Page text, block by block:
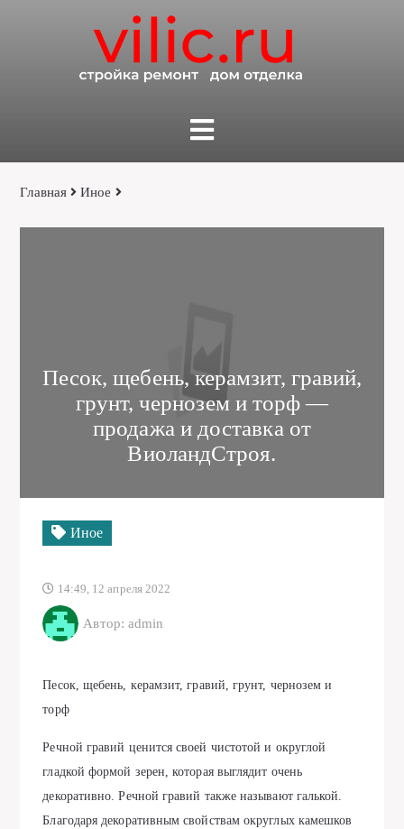
Главная Иное
Песок, щебень, керамзит, гравий,
грунт, чернозем и торф —
продажа и доставка от
ВиоландСтроя.
Иное
14:49, 12 апреля 2022
Автор: admin
Песок, щебень, керамзит, гравий, грунт, чернозем и
торф
Речной гравий ценится своей чистотой и округлой
гладкой формой зерен, которая выглядит очень
декоративно. Речной гравий также называют галькой.
Благодаря декоративным свойствам округлых камешков